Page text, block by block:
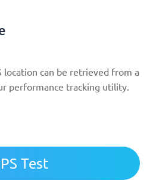
location can be retrieved from a
performance tracking utility.
Test